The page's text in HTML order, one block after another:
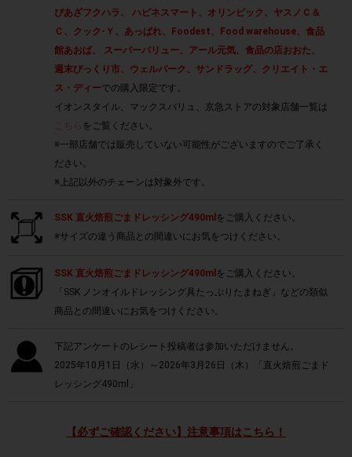
ぴあざフクハラ、 ハピネスマート、オリンピック、ヤスノＣ＆
Ｃ、クック-Ｙ、あっぱれ、Foodest、Food warehouse、食品
館あおば、 スーパーバリュー、アール元気、食品の店おおた、
週末びっくり市、ウェルパーク、サンドラッグ、クリエイト・エ
ス・ディーでの購入限定です。
イオンスタイル、マックスバリュ、京急ストアの対象店舗一覧は
こちら をご覧ください。
※一部店舗では販売していない可能性がございますのでご了承く
ださい。
※上記以外のチェーンは対象外です。
SSK 直火焙煎ごまドレッシング490ml をご購入ください。
※サイズの違う商品との間違いにお気をつけください。
SSK 直火焙煎ごまドレッシング490ml をご購入ください。
「SSK ノンオイルドレッシング具たっぷりたまねぎ」などの類似
商品との間違いにお気をつけください。
下記アンケートのレシート投稿者は参加いただけません。
2025年10月1日（水）～2026年3月26日（木）「直火焙煎ごまド
レッシング490ml」
【必ずご確認ください】注意事項はこちら！